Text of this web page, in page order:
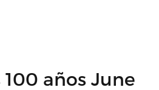
años June